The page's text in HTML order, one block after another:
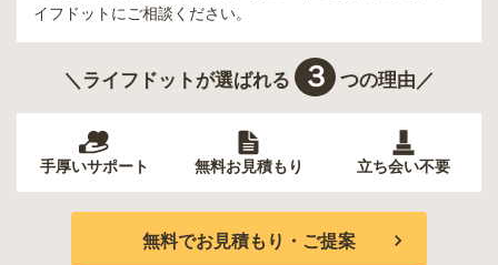
イフドットにご相談ください。
＼ライフドットが選ばれる ３ つの理由／
手厚いサポート 無料お見積もり 立ち会い不要
無料でお見積もり・ご提案